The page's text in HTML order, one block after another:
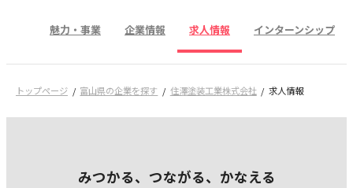
魅力・事業 企業情報 求人情報 インターンシップ
トップページ 富山県の企業を探す 住澤塗装工業株式会社 求人情報
みつかる、つながる、かなえる